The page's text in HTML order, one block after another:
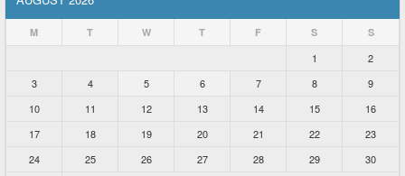
M T W T F S S
1
2
3
4 5 6 7 8
9
10
11 12 13 14 15
16
17
18 19 20 21 22
23
24
25 26 27 28 29
30